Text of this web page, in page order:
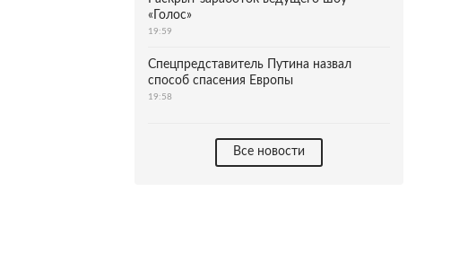
«Голос»
19:59
Спецпредставитель Путина назвал
способ спасения Европы
19:58
Все новости